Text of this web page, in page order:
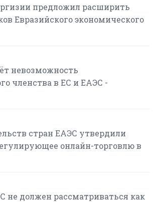
предложил расширить
Евразийского экономического
невозможность
членства в ЕС и ЕАЭС -
стран ЕАЭС утвердили
онлайн-торговлю в
не должен рассматриваться как